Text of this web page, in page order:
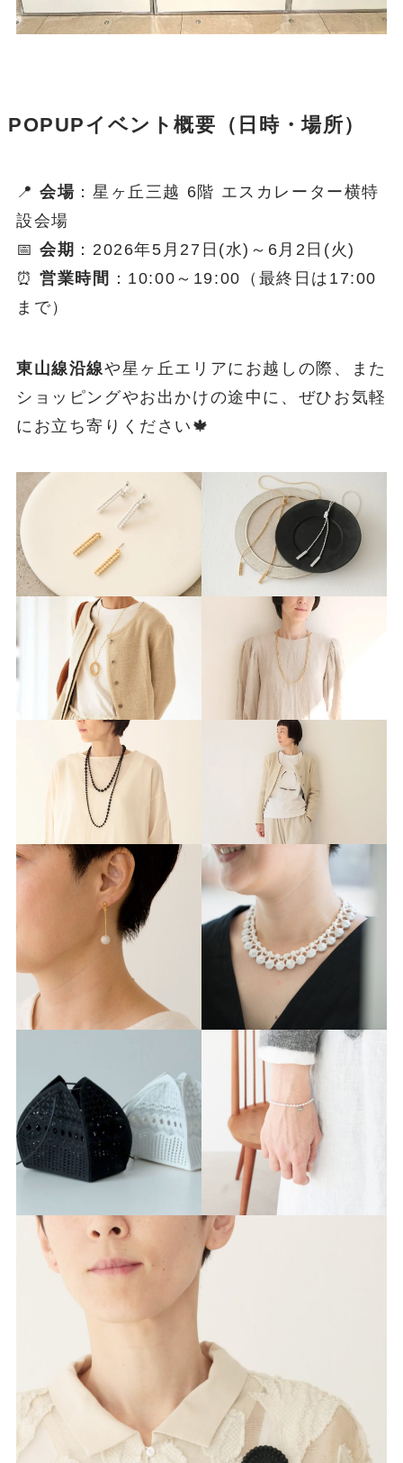
POPUPイベント概要（日時・場所）
📍会場 ：星ヶ丘三越 6階 エスカレーター横特
設会場
📅会期 ：2026年5月27日(水)～6月2日(火)
⏰営業時間 ：10:00～19:00（最終日は17:00
まで）
東山線沿線や星ヶ丘エリアにお越しの際、また
ショッピングやお出かけの途中に、ぜひお気軽
にお立ち寄りください🍁